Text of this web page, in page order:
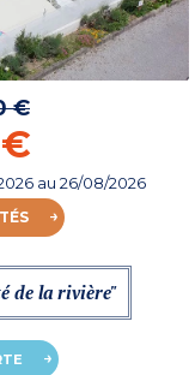
€
au 26/08/2026
de la rivière"